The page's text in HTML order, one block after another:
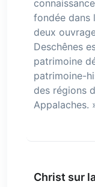
fondée dans
deux
Deschênes
patrimoine
patrimoine-
des régions
Appalaches.
Christ sur